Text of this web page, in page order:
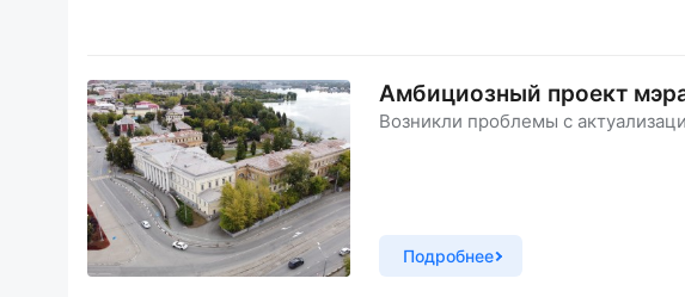
Амбициозный проект
Возникли проблемы с
Подробнее